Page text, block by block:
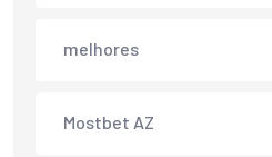
melhores
Mostbet AZ